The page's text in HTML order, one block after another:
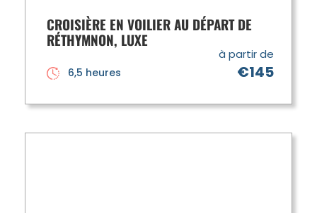
CROISIÈRE EN VOILIER AU DÉPART DE
RÉTHYMNON, LUXE
à partir de
€145
6,5 heures